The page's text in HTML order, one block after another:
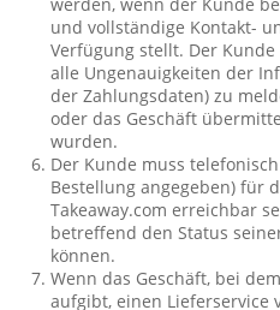
und vollständige Kontakt-
Verfügung stellt. Der
alle Ungenauigkeiten der
der Zahlungsdaten) zu
oder das Geschäft
wurden.
Der Kunde muss
Bestellung angegeben) für
Takeaway.com erreichbar
betreffend den Status
können.
Wenn das Geschäft, bei
aufgibt, einen Lieferservice